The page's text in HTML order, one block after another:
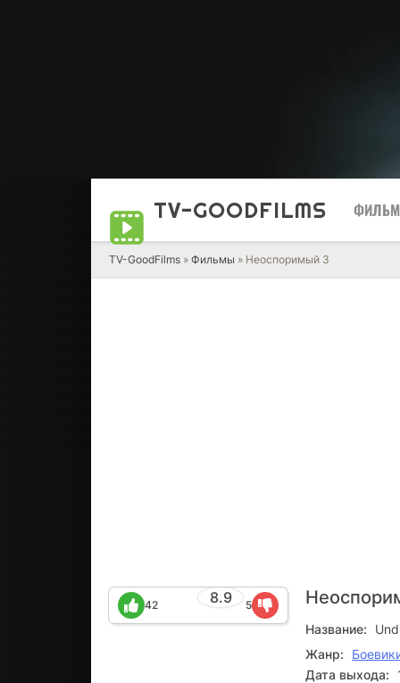
TV-GOODFILMS
TV-GoodFilms » Фильмы » Неоспоримый 3
8.9
42 5
Название:
Жанр:
Дата выхода: